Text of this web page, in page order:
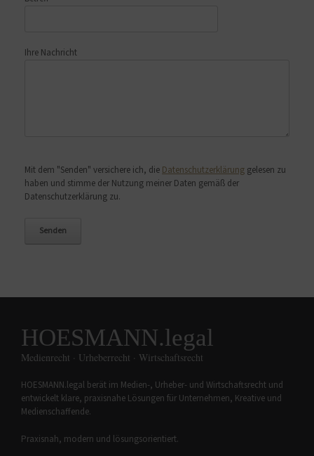
Ihre Nachricht
Mit dem "Senden" versichere ich, die Datenschutzerklärung gelesen zu
haben und stimme der Nutzung meiner Daten gemäß der
Datenschutzerklärung zu.
HOESMANN.legal
Medienrecht · Urheberrecht · Wirtschaftsrecht
HOESMANN.legal berät im Medien-, Urheber- und Wirtschaftsrecht und
entwickelt klare, praxisnahe Lösungen für Unternehmen, Kreative und
Medienschaffende.
Praxisnah, modern und lösungsorientiert.